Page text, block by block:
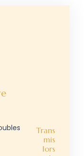
Trans
mis
lors